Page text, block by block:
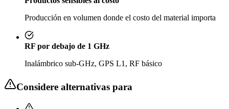
Producción en volumen donde el costo del material importa
RF por debajo de 1 GHz
Inalámbrico sub-GHz, GPS L1, RF básico
Considere alternativas para